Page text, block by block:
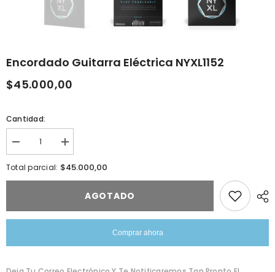
Encordado Guitarra Eléctrica NYXL1152
$45.000,00
Cantidad:
Reducir
la
cantidad
Encordado
NYXL1152
Aumentar
la
cantidad
Encordado
Guitarra
Eléctrica
NYXL1152
Total parcial: $45.000,00
AGOTADO
Comprar ahora